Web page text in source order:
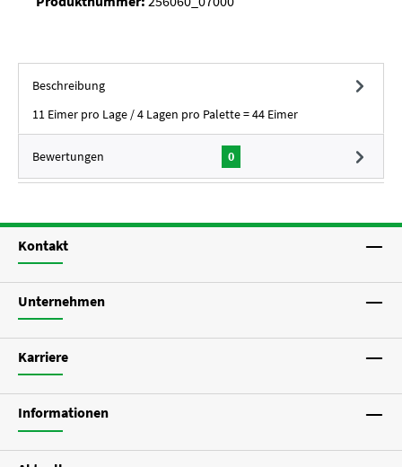
Beschreibung
11 Eimer pro Lage / 4 Lagen pro Palette = 44 Eimer
Bewertungen 0
Kontakt
Unternehmen
Karriere
Informationen